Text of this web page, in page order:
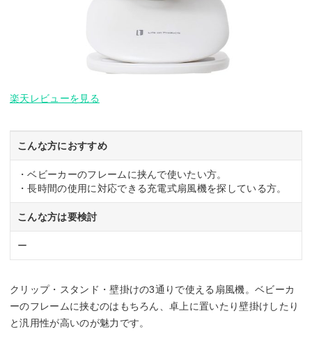
楽天レビューを見る
こんな方におすすめ
・ベビーカーのフレームに挟んで使いたい方。
・長時間の使用に対応できる充電式扇風機を探している方。
こんな方は要検討
ー
クリップ・スタンド・壁掛けの3通りで使える扇風機。ベビーカ
ーのフレームに挟むのはもちろん、卓上に置いたり壁掛けしたり
と汎用性が高いのが魅力です。